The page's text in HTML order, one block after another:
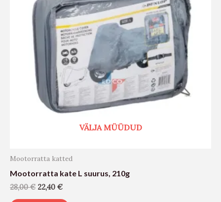
VÄLJA MÜÜDUD
Mootorratta katted
Mootorratta kate L suurus, 210g
28,00€ 22,40 €